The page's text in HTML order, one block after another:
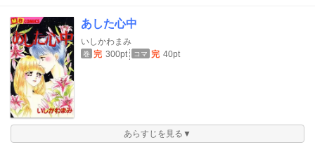
あした心中
いしかわまみ
巻 完 300pt コマ 完 40pt
あらすじを見る▼